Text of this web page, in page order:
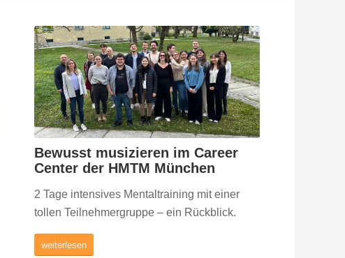
Bewusst musizieren im Career
Center der HMTM München
2 Tage intensives Mentaltraining mit einer
tollen Teilnehmergruppe – ein Rückblick.
weiterlesen